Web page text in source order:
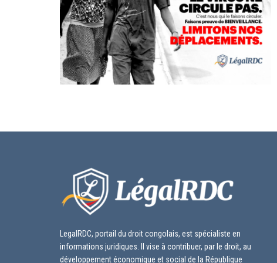
LegalRDC, portail du droit congolais, est spécialiste en
informations juridiques. Il vise à contribuer, par le droit, au
développement économique et social de la République